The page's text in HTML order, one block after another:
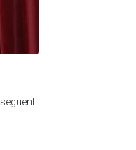
següent